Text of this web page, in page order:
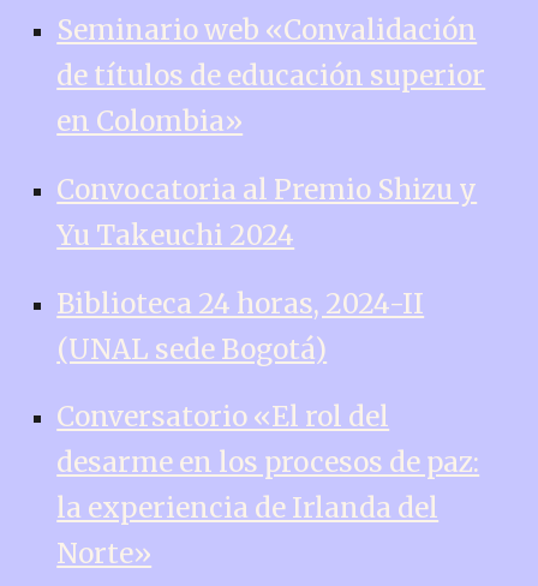
Seminario web «Convalidación
de títulos de educación superior
en Colombia»
Convocatoria al Premio Shizu y
Yu Takeuchi 2024
Biblioteca 24 horas, 2024-II
(UNAL sede Bogotá)
Conversatorio «El rol del
desarme en los procesos de paz:
la experiencia de Irlanda del
Norte»